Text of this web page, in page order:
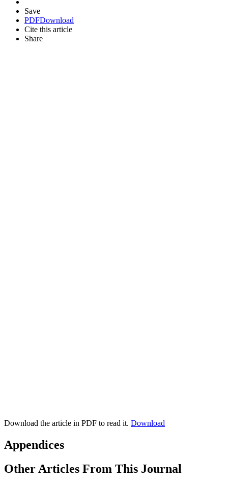
Save
PDFDownload
Cite this article
Share
Download the article in PDF to read it. Download
Appendices
Other Articles From This Journal